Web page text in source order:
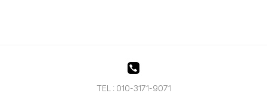
TEL : 010-3171-9071